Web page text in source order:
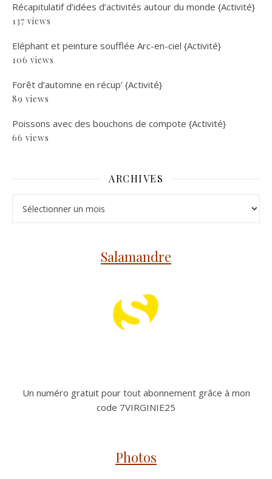
Récapitulatif d’idées d’activités autour du monde {Activité}
137 views
Eléphant et peinture soufflée Arc-en-ciel {Activité}
106 views
Forêt d’automne en récup’ {Activité}
89 views
Poissons avec des bouchons de compote {Activité}
66 views
ARCHIVES
Salamandre
Un numéro gratuit pour tout abonnement grâce à mon
code 7VIRGINIE25
Photos